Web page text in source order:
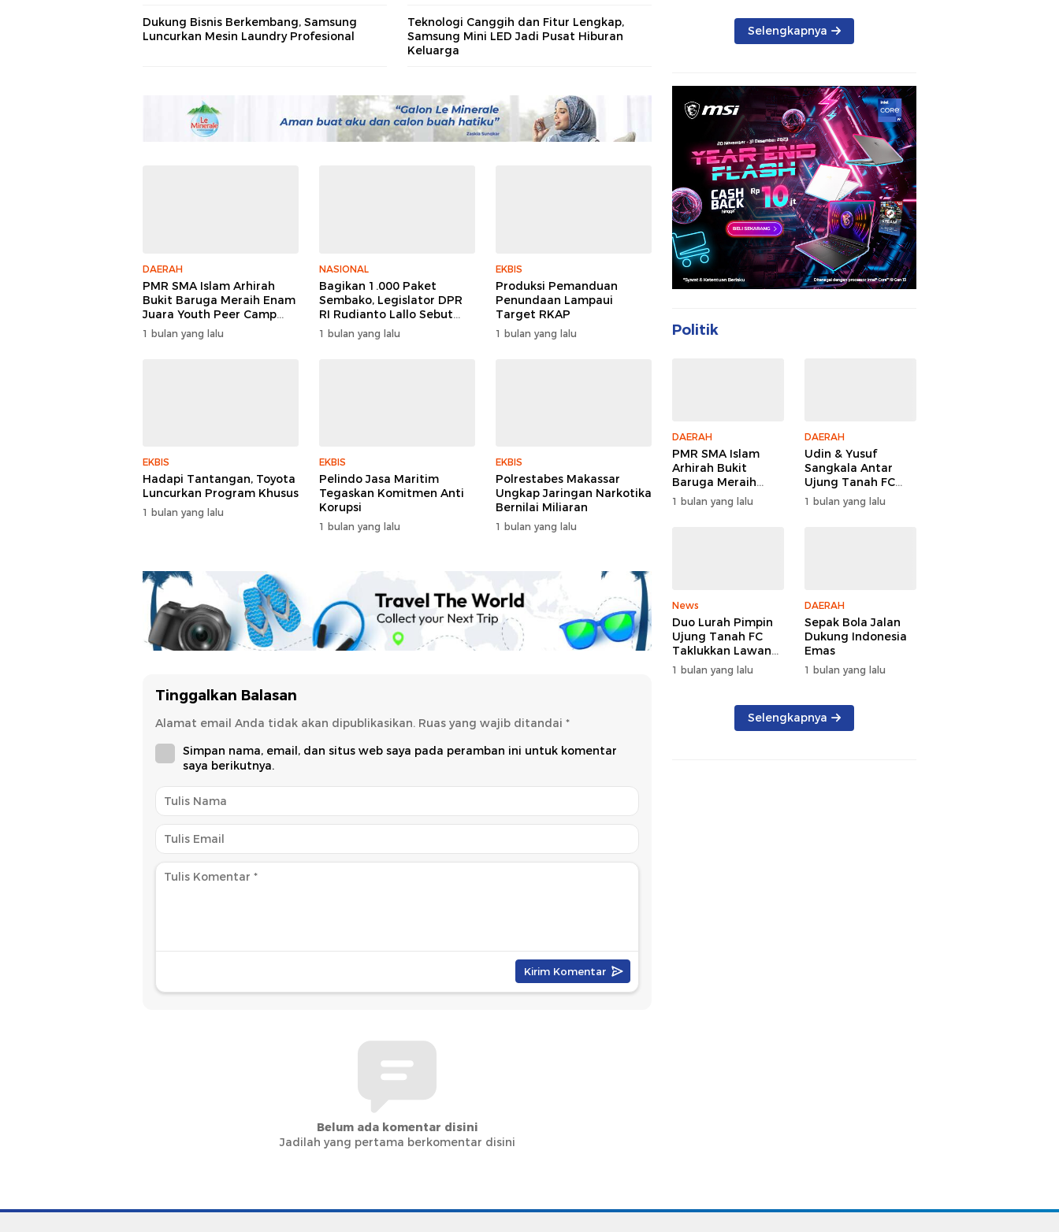
Dukung Bisnis Berkembang, Samsung
Luncurkan Mesin Laundry Profesional
Teknologi Canggih dan Fitur Lengkap,
Samsung Mini LED Jadi Pusat Hiburan
Keluarga
DAERAH
PMR SMA Islam Arhirah
Bukit Baruga Meraih Enam
Juara Youth Peer Camp
2026
1 bulan yang lalu
NASIONAL
Bagikan 1.000 Paket
Sembako, Legislator DPR
RI Rudianto Lallo Sebut
Kepercayaan Publik Ke
Polri Meningkat
1 bulan yang lalu
EKBIS
Produksi Pemanduan
Penundaan Lampaui
Target RKAP
1 bulan yang lalu
EKBIS
Hadapi Tantangan, Toyota
Luncurkan Program Khusus
1 bulan yang lalu
EKBIS
Pelindo Jasa Maritim
Tegaskan Komitmen Anti
Korupsi
1 bulan yang lalu
EKBIS
Polrestabes Makassar
Ungkap Jaringan Narkotika
Bernilai Miliaran
1 bulan yang lalu
Tinggalkan Balasan
Alamat email Anda tidak akan dipublikasikan. Ruas yang wajib ditandai *
Simpan nama, email, dan situs web saya pada peramban ini untuk komentar
saya berikutnya.
Belum ada komentar disini
Jadilah yang pertama berkomentar disini
Selengkapnya
Politik
DAERAH
PMR SMA Islam
Arhirah Bukit
Baruga Meraih
Enam Juara Youth
Peer Camp 2026
1 bulan yang lalu
DAERAH
Udin & Yusuf
Sangkala Antar
Ujung Tanah FC
Juara PSDA Cup
1 bulan yang lalu
News
Duo Lurah Pimpin
Ujung Tanah FC
Taklukkan Lawan
dan Raih Gelar
1 bulan yang lalu
DAERAH
Sepak Bola Jalan
Dukung Indonesia
Emas
1 bulan yang lalu
Selengkapnya